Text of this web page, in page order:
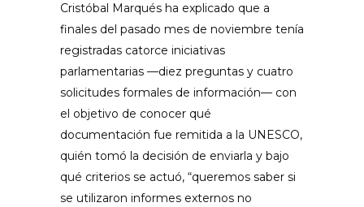
Cristóbal Marqués ha explicado que a
finales del pasado mes de noviembre tenía
registradas catorce iniciativas
parlamentarias —diez preguntas y cuatro
solicitudes formales de información— con
el objetivo de conocer qué
documentación fue remitida a la UNESCO,
quién tomó la decisión de enviarla y bajo
qué criterios se actuó, “queremos saber si
se utilizaron informes externos no